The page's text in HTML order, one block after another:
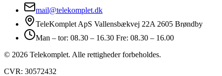
mail@telekomplet.dk
TeleKomplet ApS Vallensbækvej 22A 2605 Brøndby
Man – tor: 08.30 – 16.30 Fre: 08.30 – 16.00
© 2026 Telekomplet. Alle rettigheder forbeholdes.
CVR: 30572432